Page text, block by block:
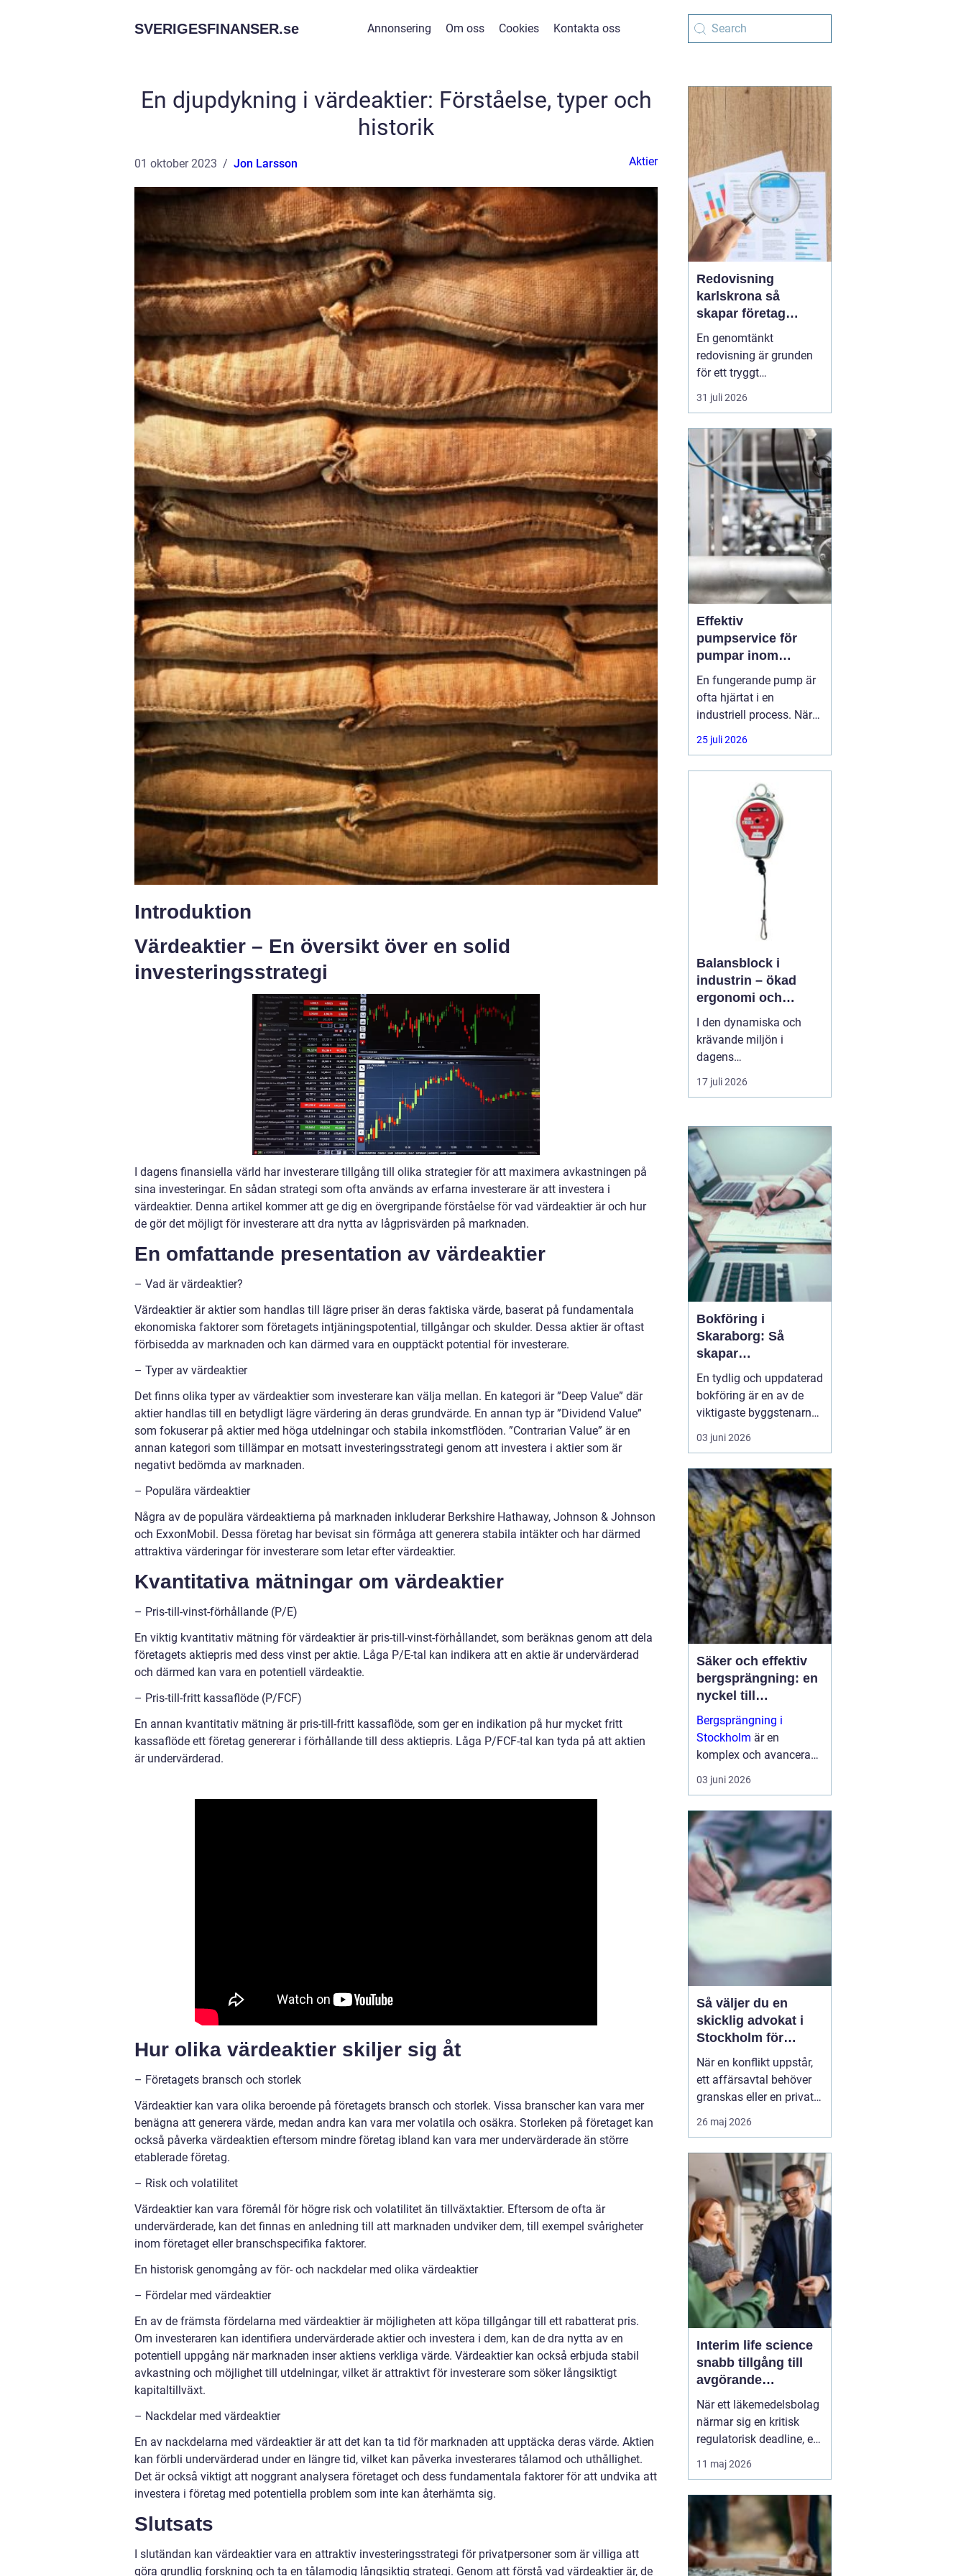
SVERIGESFINANSER.se Annonsering Om oss Cookies Kontakta oss
En djupdykning i värdeaktier: Förståelse, typer och
historik
01 oktober 2023 Jon Larsson Aktier
Introduktion
Värdeaktier – En översikt över en solid
investeringsstrategi
I dagens finansiella värld har investerare tillgång till olika strategier för att maximera avkastningen på
sina investeringar. En sådan strategi som ofta används av erfarna investerare är att investera i
värdeaktier. Denna artikel kommer att ge dig en övergripande förståelse för vad värdeaktier är och hur
de gör det möjligt för investerare att dra nytta av lågprisvärden på marknaden.
En omfattande presentation av värdeaktier
– Vad är värdeaktier?
Värdeaktier är aktier som handlas till lägre priser än deras faktiska värde, baserat på fundamentala
ekonomiska faktorer som företagets intjäningspotential, tillgångar och skulder. Dessa aktier är oftast
förbisedda av marknaden och kan därmed vara en oupptäckt potential för investerare.
– Typer av värdeaktier
Det finns olika typer av värdeaktier som investerare kan välja mellan. En kategori är ”Deep Value” där
aktier handlas till en betydligt lägre värdering än deras grundvärde. En annan typ är ”Dividend Value”
som fokuserar på aktier med höga utdelningar och stabila inkomstflöden. ”Contrarian Value” är en
annan kategori som tillämpar en motsatt investeringsstrategi genom att investera i aktier som är
negativt bedömda av marknaden.
– Populära värdeaktier
Några av de populära värdeaktierna på marknaden inkluderar Berkshire Hathaway, Johnson & Johnson
och ExxonMobil. Dessa företag har bevisat sin förmåga att generera stabila intäkter och har därmed
attraktiva värderingar för investerare som letar efter värdeaktier.
Kvantitativa mätningar om värdeaktier
– Pris-till-vinst-förhållande (P/E)
En viktig kvantitativ mätning för värdeaktier är pris-till-vinst-förhållandet, som beräknas genom att dela
företagets aktiepris med dess vinst per aktie. Låga P/E-tal kan indikera att en aktie är undervärderad
och därmed kan vara en potentiell värdeaktie.
– Pris-till-fritt kassaflöde (P/FCF)
En annan kvantitativ mätning är pris-till-fritt kassaflöde, som ger en indikation på hur mycket fritt
kassaflöde ett företag genererar i förhållande till dess aktiepris. Låga P/FCF-tal kan tyda på att aktien
är undervärderad.
Hur olika värdeaktier skiljer sig åt
– Företagets bransch och storlek
Värdeaktier kan vara olika beroende på företagets bransch och storlek. Vissa branscher kan vara mer
benägna att generera värde, medan andra kan vara mer volatila och osäkra. Storleken på företaget kan
också påverka värdeaktien eftersom mindre företag ibland kan vara mer undervärderade än större
etablerade företag.
– Risk och volatilitet
Värdeaktier kan vara föremål för högre risk och volatilitet än tillväxtaktier. Eftersom de ofta är
undervärderade, kan det finnas en anledning till att marknaden undviker dem, till exempel svårigheter
inom företaget eller branschspecifika faktorer.
En historisk genomgång av för- och nackdelar med olika värdeaktier
– Fördelar med värdeaktier
En av de främsta fördelarna med värdeaktier är möjligheten att köpa tillgångar till ett rabatterat pris.
Om investeraren kan identifiera undervärderade aktier och investera i dem, kan de dra nytta av en
potentiell uppgång när marknaden inser aktiens verkliga värde. Värdeaktier kan också erbjuda stabil
avkastning och möjlighet till utdelningar, vilket är attraktivt för investerare som söker långsiktigt
kapitaltillväxt.
– Nackdelar med värdeaktier
En av nackdelarna med värdeaktier är att det kan ta tid för marknaden att upptäcka deras värde. Aktien
kan förbli undervärderad under en längre tid, vilket kan påverka investerares tålamod och uthållighet.
Det är också viktigt att noggrant analysera företaget och dess fundamentala faktorer för att undvika att
investera i företag med potentiella problem som inte kan återhämta sig.
Slutsats
I slutändan kan värdeaktier vara en attraktiv investeringsstrategi för privatpersoner som är villiga att
göra grundlig forskning och ta en tålamodig långsiktig strategi. Genom att förstå vad värdeaktier är, de
Redovisning
karlskrona så
skapar företag
bättre kontroll och
trygg ekonomi
En genomtänkt
redovisning är grunden
för ett tryggt
företagande. När
siffrorna är korrekta och
lättare att planera, växa
och fatta beslut med
mindre stress. För
företag i Karlskrona
spelar valet av
redovisningsbyrå en stor
roll fö...
31 juli 2026
Effektiv
pumpservice för
pumpar inom
industrin
En fungerande pump är
ofta hjärtat i en
industriell process. När
flödet stannar, stannar
produktionen. Därför har
pumpservice
25 juli 2026
Balansblock i
industrin – ökad
ergonomi och
effektivitet
I den dynamiska och
krävande miljön i
dagens
verkstadsindustri är
effektiva och
verktyg och lösningar
avgörande.
är en...
17 juli 2026
Bokföring i
Skaraborg: Så
skapar
småföretagare
ordning och trygg
ekonomi
En tydlig och uppdaterad
bokföring är en av de
viktigaste byggstenarna
i varje företag, oavsett
om verksamheten drivs
större skala med flera
anställda. Många
småföretaga...
03 juni 2026
Säker och effektiv
bergsprängning: en
nyckel till
framgångsrika
byggprojekt
Bergsprängning i
Stockholm är en
komplex och avancerad
process som spelar en
central roll i moderna
infrastruktursprojekt. ...
03 juni 2026
Så väljer du en
skicklig advokat i
Stockholm för
komplexa juridiska
utmaningar
När en konflikt uppstår,
ett affärsavtal behöver
granskas eller en privat
livssituation kräver
juridisk expertis, blir
avgörande. Sökordet
”advokat i Stockholm”
används ofta av ...
26 maj 2026
Interim life science
snabb tillgång till
avgörande
kompetens
När ett läkemedelsbolag
närmar sig en kritisk
regulatorisk deadline, en
medtechaktör ska skala
upp produktionen eller
en nyckelperson i ett
kliniskt
utvecklingsprojekt, finns
sällan utrymme för
11 maj 2026